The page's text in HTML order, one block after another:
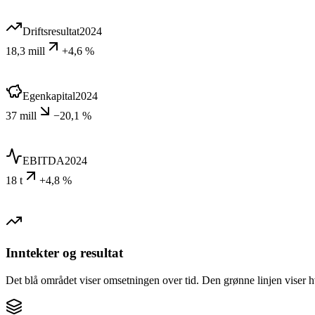
Driftsresultat2024
18,3 mill
+4,6 %
Egenkapital2024
37 mill
−20,1 %
EBITDA2024
18 t
+4,8 %
Inntekter og resultat
Det blå området viser omsetningen over tid. Den grønne linjen viser